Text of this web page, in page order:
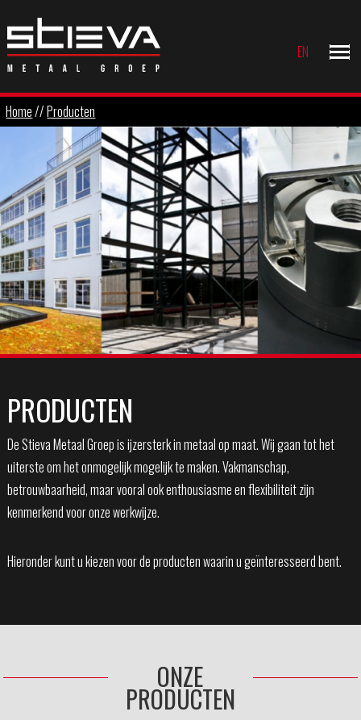
EN
Home//Producten
PRODUCTEN
De Stieva Metaal Groep is ijzersterk in metaal op maat. Wij gaan tot het
uiterste om het onmogelijk mogelijk te maken. Vakmanschap,
betrouwbaarheid, maar vooral ook enthousiasme en flexibiliteit zijn
kenmerkend voor onze werkwijze.
Hieronder kunt u kiezen voor de producten waarin u geïnteresseerd bent.
ONZE
PRODUCTEN